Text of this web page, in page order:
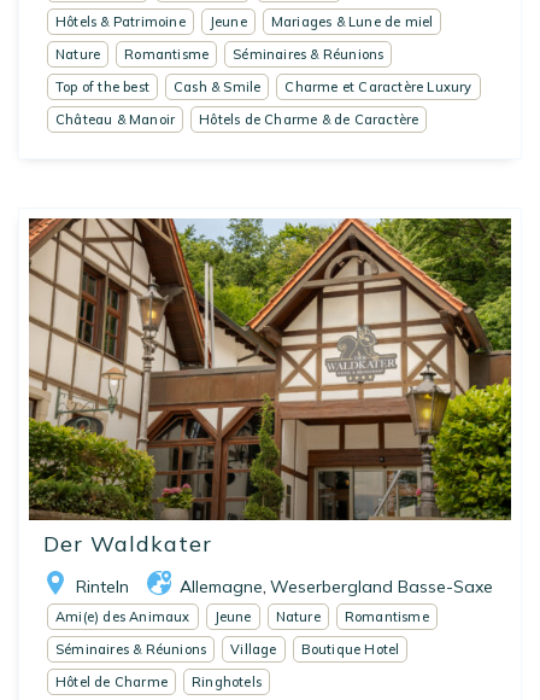
Hôtels & Patrimoine
Jeune
Mariages & Lune de miel
Nature
Romantisme
Séminaires & Réunions
Top of the best
Cash & Smile
Charme et Caractère Luxury
Château & Manoir
Hôtels de Charme & de Caractère
Der Waldkater
Rinteln Allemagne Weserbergland Basse-Saxe
Ami(e) des Animaux Jeune Nature
Romantisme
Séminaires & Réunions
Village
Boutique Hotel
Hôtel de Charme
Ringhotels